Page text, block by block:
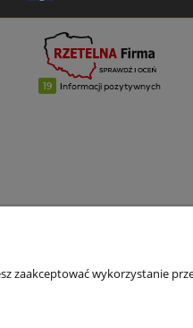
zaakceptować wykorzystanie